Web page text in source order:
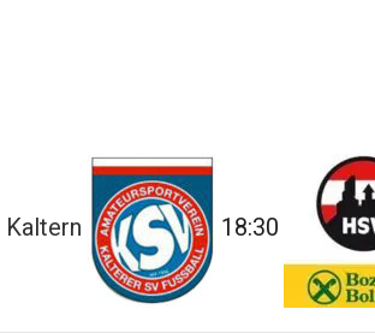
Kaltern 18:30